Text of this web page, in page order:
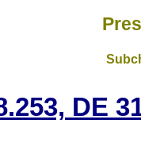
DE